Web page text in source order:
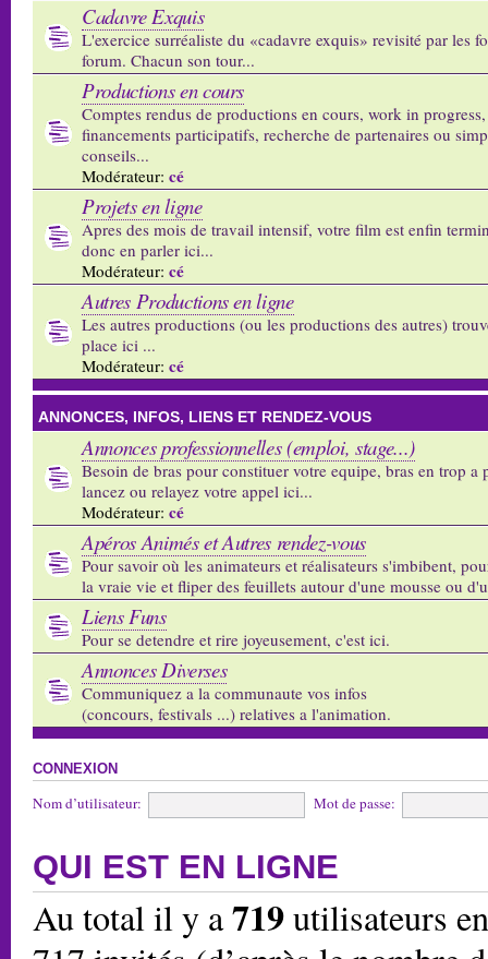
Cadavre Exquis
L'exercice surréaliste du «cadavre exquis» revisité par les
forum. Chacun son tour...
Productions en cours
Comptes rendus de productions en cours, work in
financements participatifs, recherche de partenaires ou
conseils...
Modérateur: cé
Projets en ligne
Apres des mois de travail intensif, votre film est enfin
donc en parler ici...
Modérateur: cé
Autres Productions en ligne
Les autres productions (ou les productions des autres)
place ici ...
Modérateur: cé
ANNONCES, INFOS, LIENS ET RENDEZ-VOUS
Annonces professionnelles (emploi, stage...)
Besoin de bras pour constituer votre equipe, bras en trop a
lancez ou relayez votre appel ici...
Modérateur: cé
Apéros Animés et Autres rendez-vous
Pour savoir où les animateurs et réalisateurs s'imbibent,
la vraie vie et fliper des feuillets autour d'une mousse ou
Liens Funs
Pour se detendre et rire joyeusement, c'est ici.
Annonces Diverses
Communiquez a la communaute vos infos
(concours, festivals ...) relatives a l'animation.
CONNEXION
Nom d’utilisateur: Mot de passe:
QUI EST EN LIGNE
Au total il y a719utilisateurs